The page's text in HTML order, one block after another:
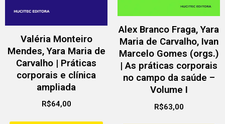
Valéria Monteiro
Mendes, Yara Maria de
Carvalho | Práticas
corporais e clínica
ampliada
R$64,00
Alex Branco Fraga, Yara
Maria de Carvalho, Ivan
Marcelo Gomes (orgs.)
| As práticas corporais
no campo da saúde –
Volume I
R$63,00